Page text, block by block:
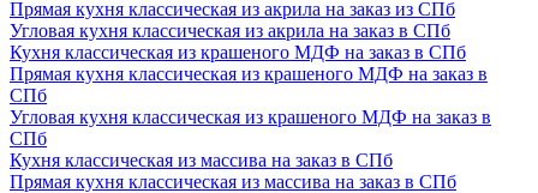
Прямая кухня классическая из акрила на заказ из СПб
Угловая кухня классическая из акрила на заказ в СПб
Кухня классическая из крашеного МДФ на заказ в СПб
Прямая кухня классическая из крашеного МДФ на заказ в
СПб
Угловая кухня классическая из крашеного МДФ на заказ в
СПб
Кухня классическая из массива на заказ в СПб
Прямая кухня классическая из массива на заказ в СПб